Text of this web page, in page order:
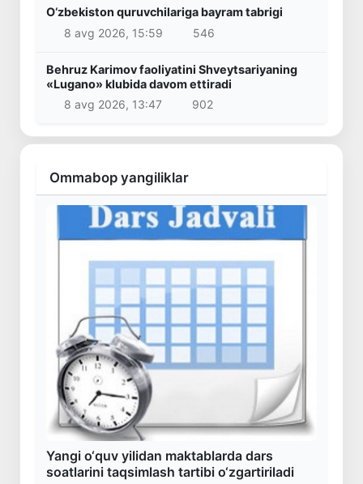
O‘zbekiston quruvchilariga bayram tabrigi
8 avg 2026, 15:59
546
Behruz Karimov faoliyatini Shveytsariyaning
«Lugano» klubida davom ettiradi
8 avg 2026, 13:47
902
Ommabop yangiliklar
Yangi o‘quv yilidan maktablarda dars
soatlarini taqsimlash tartibi o‘zgartiriladi